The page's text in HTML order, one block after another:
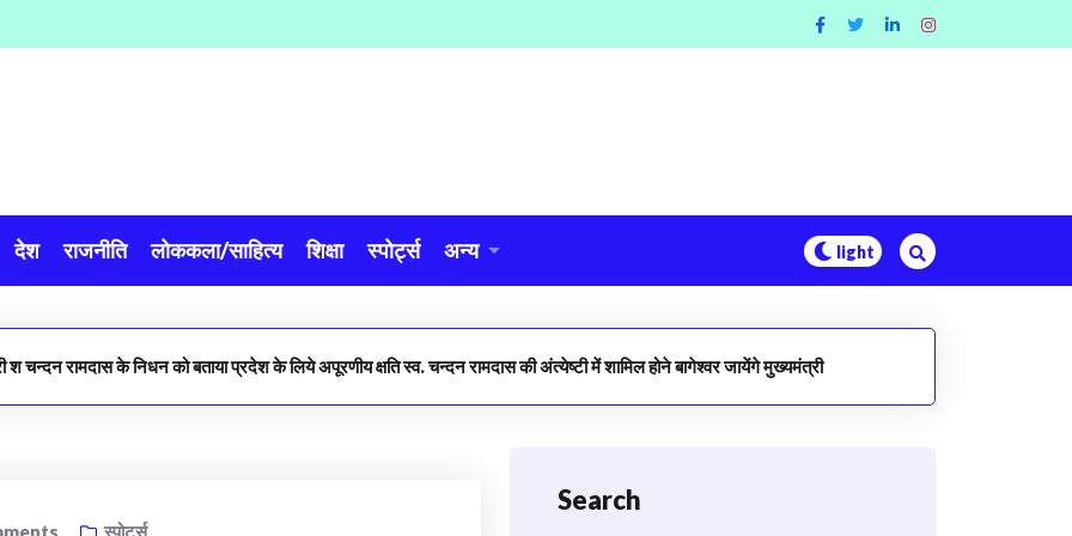
देश राजनीति लोककला/साहित्य शिक्षा स्पोर्ट्स अन्य
चन्दन रामदास के निधन को बताया प्रदेश के लिये अपूरणीय क्षति स्व. चन्दन रामदास की अंत्येष्टी में शामिल होने बागेश्वर जायेंगे मुख्यमंत्री
स्पोर्ट्स
Search